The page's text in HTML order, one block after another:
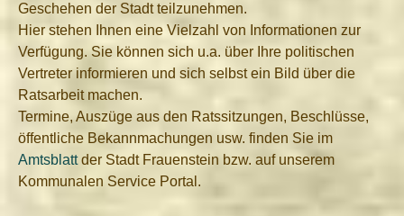
Geschehen der Stadt teilzunehmen.
Hier stehen Ihnen eine Vielzahl von Informationen zur
Verfügung. Sie können sich u.a. über Ihre politischen
Vertreter informieren und sich selbst ein Bild über die
Ratsarbeit machen.
Termine, Auszüge aus den Ratssitzungen, Beschlüsse,
öffentliche Bekannmachungen usw. finden Sie im
Amtsblattder Stadt Frauenstein bzw. auf unserem
Kommunalen Service Portal.